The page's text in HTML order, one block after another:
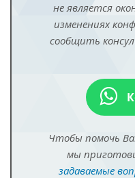
не является
изменениях
сообщить
Чтобы помочь
мы
задаваемые